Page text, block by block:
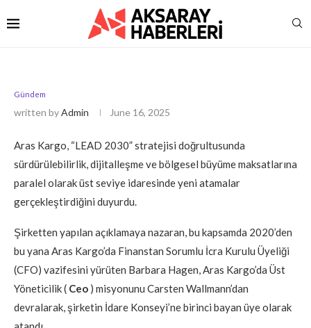
Gündem
written byAdmin June 16, 2025
Aras Kargo, “LEAD 2030” stratejisi doğrultusunda
sürdürülebilirlik, dijitalleşme ve bölgesel büyüme maksatlarına
paralel olarak üst seviye idaresinde yeni atamalar
gerçekleştirdiğini duyurdu.
Şirketten yapılan açıklamaya nazaran, bu kapsamda 2020’den
bu yana Aras Kargo’da Finanstan Sorumlu İcra Kurulu Üyeliği
(CFO) vazifesini yürüten Barbara Hagen, Aras Kargo’da Üst
Yöneticilik ( Ceo ) misyonunu Carsten Wallmann’dan
devralarak, şirketin İdare Konseyi’ne birinci bayan üye olarak